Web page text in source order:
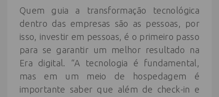
Quem guia a transformação tecnológica
dentro das empresas são as pessoas, por
isso, investir em pessoas, é o primeiro passo
para se garantir um melhor resultado na
Era digital. “A tecnologia é fundamental,
mas em um meio de hospedagem é
importante saber que além de check-in e